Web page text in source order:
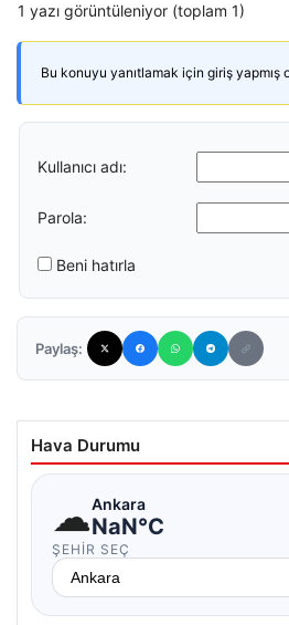
1 yazı görüntüleniyor (toplam 1)
Bu konuyu yanıtlamak için giriş yapmış
Kullanıcı adı:
Parola:
Beni hatırla
Paylaş:
Hava Durumu
☁Ankara
NaN°C
ŞEHIR SEÇ